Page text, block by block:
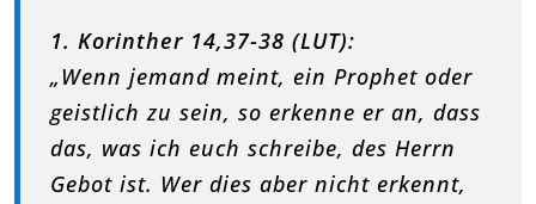
1. Korinther 14,37-38 (LUT):
„Wenn jemand meint, ein Prophet oder
geistlich zu sein, so erkenne er an, dass
das, was ich euch schreibe, des Herrn
Gebot ist. Wer dies aber nicht erkennt,